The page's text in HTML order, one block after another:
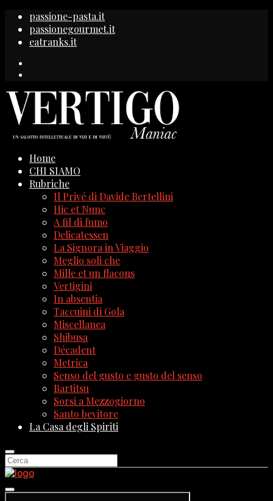
passione-pasta.it
passionegourmet.it
eatranks.it
Home
CHI SIAMO
Rubriche
Il Privé di Davide Bertellini
Hic et Nunc
A fil di fumo
Delicatessen
La Signora in Viaggio
Meglio soli che
Mille et un flacons
Vertigini
In absentia
Taccuini di Gola
Miscellanea
Shibusa
Décadent
Metrica
Senso del gusto e gusto del senso
Bartitsu
Sorsi a Mezzogiorno
Santo bevitore
La Casa degli Spiriti